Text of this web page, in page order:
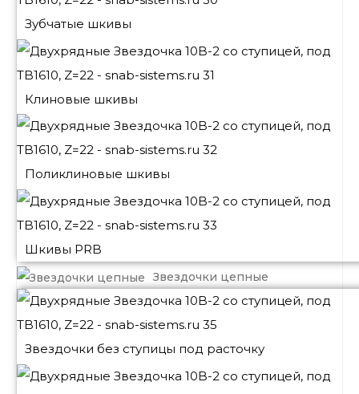
Зубчатые шкивы
Клиновые шкивы
Поликлиновые шкивы
Шкивы PRB
Звездочки цепные
Звездочки без ступицы под расточку